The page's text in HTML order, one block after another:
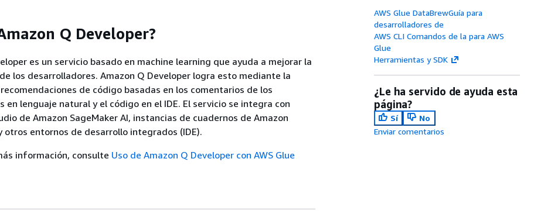
Q Developer?
es un servicio basado en machine learning que ayuda a mejorar la
los desarrolladores. Amazon Q Developer logra esto mediante la
de código basadas en los comentarios de los
en lenguaje natural y el código en el IDE. El servicio se integra con
de Amazon SageMaker AI, instancias de cuadernos de Amazon
otros entornos de desarrollo integrados (IDE).
información, consulte Uso de Amazon Q Developer con AWS Glue
AWS Glue DataBrewGuía para
desarrolladores de
AWS CLI Comandos de la para AWS
Glue
Herramientas y SDK
¿Le ha servido de ayuda esta
página?
Sí
No
Enviar comentarios